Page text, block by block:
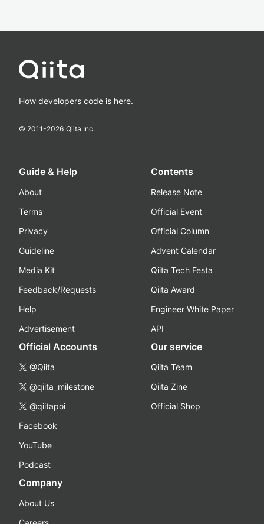
How developers code is here.
© 2011-2026 Qiita Inc.
Guide & Help
About
Terms
Privacy
Guideline
Media Kit
Feedback/Requests
Help
Advertisement
Contents
Release Note
Official Event
Official Column
Advent Calendar
Qiita Tech Festa
Qiita Award
Engineer White Paper
API
Official Accounts
@Qiita
@qiita_milestone
@qiitapoi
Facebook
YouTube
Podcast
Our service
Qiita Team
Qiita Zine
Official Shop
Company
About Us